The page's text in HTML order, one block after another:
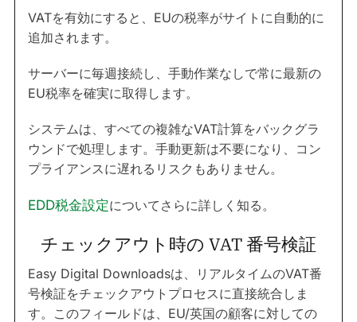
VATを有効にすると、EUの税率がサイトに自動的に
追加されます。
サーバーに毎週接続し、手動作業なしで常に最新の
EU税率を確実に取得します。
システムは、すべての複雑なVAT計算をバックグラ
ウンドで処理します。手動更新は不要になり、コン
プライアンスに遅れるリスクもありません。
EDD税金設定についてさらに詳しく知る。
チェックアウト時の VAT 番号検証
Easy Digital Downloadsは、リアルタイムのVAT番
号検証をチェックアウトプロセスに直接統合しま
す。このフィールドは、EU/英国の顧客に対しての